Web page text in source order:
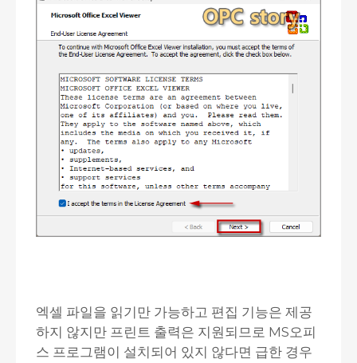
엑셀 파일을 읽기만 가능하고 편집 기능은 제공
하지 않지만 프린트 출력은 지원되므로 MS오피
스 프로그램이 설치되어 있지 않다면 급한 경우